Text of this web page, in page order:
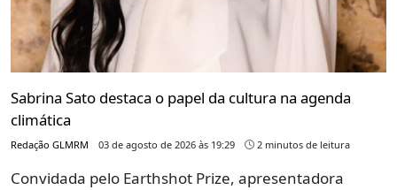
Sabrina Sato destaca o papel da cultura na agenda
climática
Redação GLMRM 03 de agosto de 2026 às 19:29 2 minutos de leitura
Convidada pelo Earthshot Prize, apresentadora